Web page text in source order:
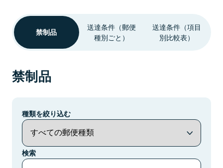
禁制品
送達条件（郵便
種別ごと）
送達条件（項目
別比較表）
禁制品
種類を絞り込む
検索